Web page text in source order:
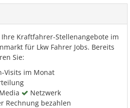
Kraftfahrer-Stellenangebote im
für Lkw Fahrer Jobs. Bereits
Sie:
Visits im Monat
Netzwerk
Rechnung bezahlen